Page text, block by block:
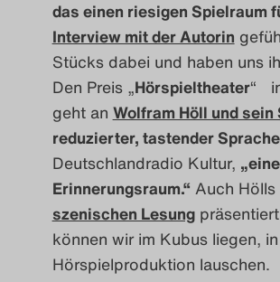
das einen riesigen Spielraum
Interview mit der Autorin
Stücks dabei und haben uns
Den Preis „Hörspieltheater“
geht an Wolfram Höll und sein
reduzierter, tastender
Deutschlandradio Kultur,
Erinnerungsraum.“ Auch
szenischen Lesung
können wir im Kubus liegen,
Hörspielproduktion lauschen.